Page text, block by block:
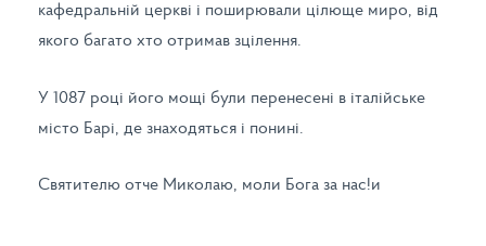
кафедральній церкві і поширювали цілюще миро, від
якого багато хто отримав зцілення.
У 1087 році його мощі були перенесені в італійське
місто Барі, де знаходяться і понині.
Святителю отче Миколаю, моли Бога за нас!и